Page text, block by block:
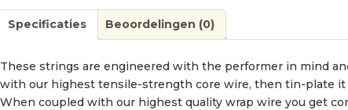
Specificaties Beoordelingen (0)
These strings are engineered with the performer in mind
with our highest tensile-strength core wire, then tin-plate it
When coupled with our highest quality wrap wire you get